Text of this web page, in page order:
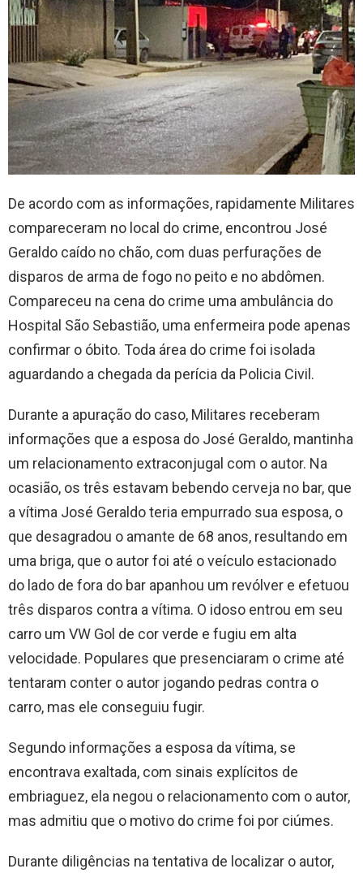
De acordo com as informações, rapidamente Militares
compareceram no local do crime, encontrou José
Geraldo caído no chão, com duas perfurações de
disparos de arma de fogo no peito e no abdômen.
Compareceu na cena do crime uma ambulância do
Hospital São Sebastião, uma enfermeira pode apenas
confirmar o óbito. Toda área do crime foi isolada
aguardando a chegada da perícia da Policia Civil.
Durante a apuração do caso, Militares receberam
informações que a esposa do José Geraldo, mantinha
um relacionamento extraconjugal com o autor. Na
ocasião, os três estavam bebendo cerveja no bar, que
a vítima José Geraldo teria empurrado sua esposa, o
que desagradou o amante de 68 anos, resultando em
uma briga, que o autor foi até o veículo estacionado
do lado de fora do bar apanhou um revólver e efetuou
três disparos contra a vítima. O idoso entrou em seu
carro um VW Gol de cor verde e fugiu em alta
velocidade. Populares que presenciaram o crime até
tentaram conter o autor jogando pedras contra o
carro, mas ele conseguiu fugir.
Segundo informações a esposa da vítima, se
encontrava exaltada, com sinais explícitos de
embriaguez, ela negou o relacionamento com o autor,
mas admitiu que o motivo do crime foi por ciúmes.
Durante diligências na tentativa de localizar o autor,